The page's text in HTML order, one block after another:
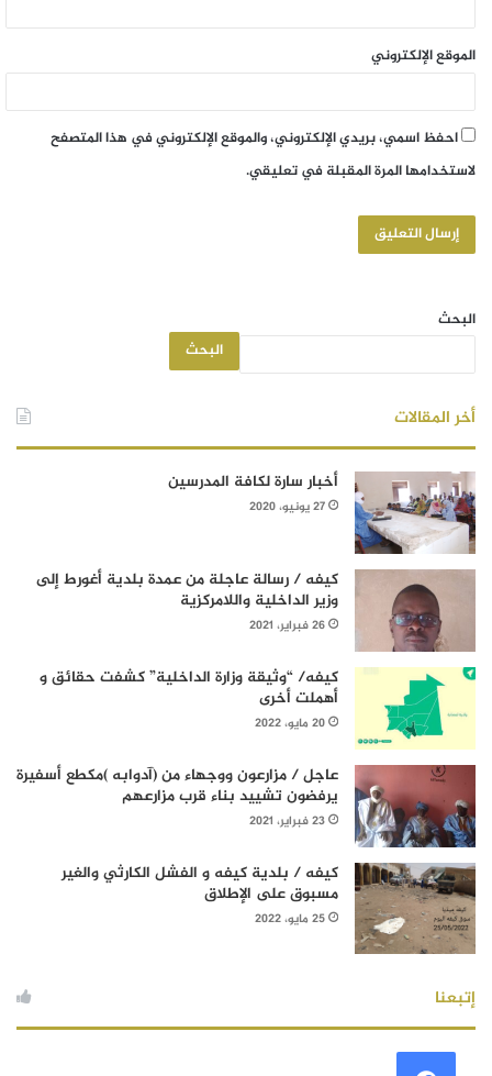
الموقع الإلكتروني
احفظ اسمي، بريدي الإلكتروني، والموقع الإلكتروني في هذا المتصفح
لاستخدامها المرة المقبلة في تعليقي.
البحث
البحث
أخر المقالات
أخبار سارة لكافة المدرسين
27 يونيو، 2020
كيفه / رسالة عاجلة من عمدة بلدية أغورط إلى
وزير الداخلية واللامركزية
26 فبراير، 2021
كيفه/ “وثيقة وزارة الداخلية” كشفت حقائق و
أهملت أخرى
20 مايو، 2022
عاجل / مزارعون ووجهاء من (آدوابه )مكطع أسفيرة
يرفضون تشييد بناء قرب مزارعهم
23 فبراير، 2021
كيفه / بلدية كيفه و الفشل الكارثي والغير
مسبوق على الإطلاق
25 مايو، 2022
إتبعنا